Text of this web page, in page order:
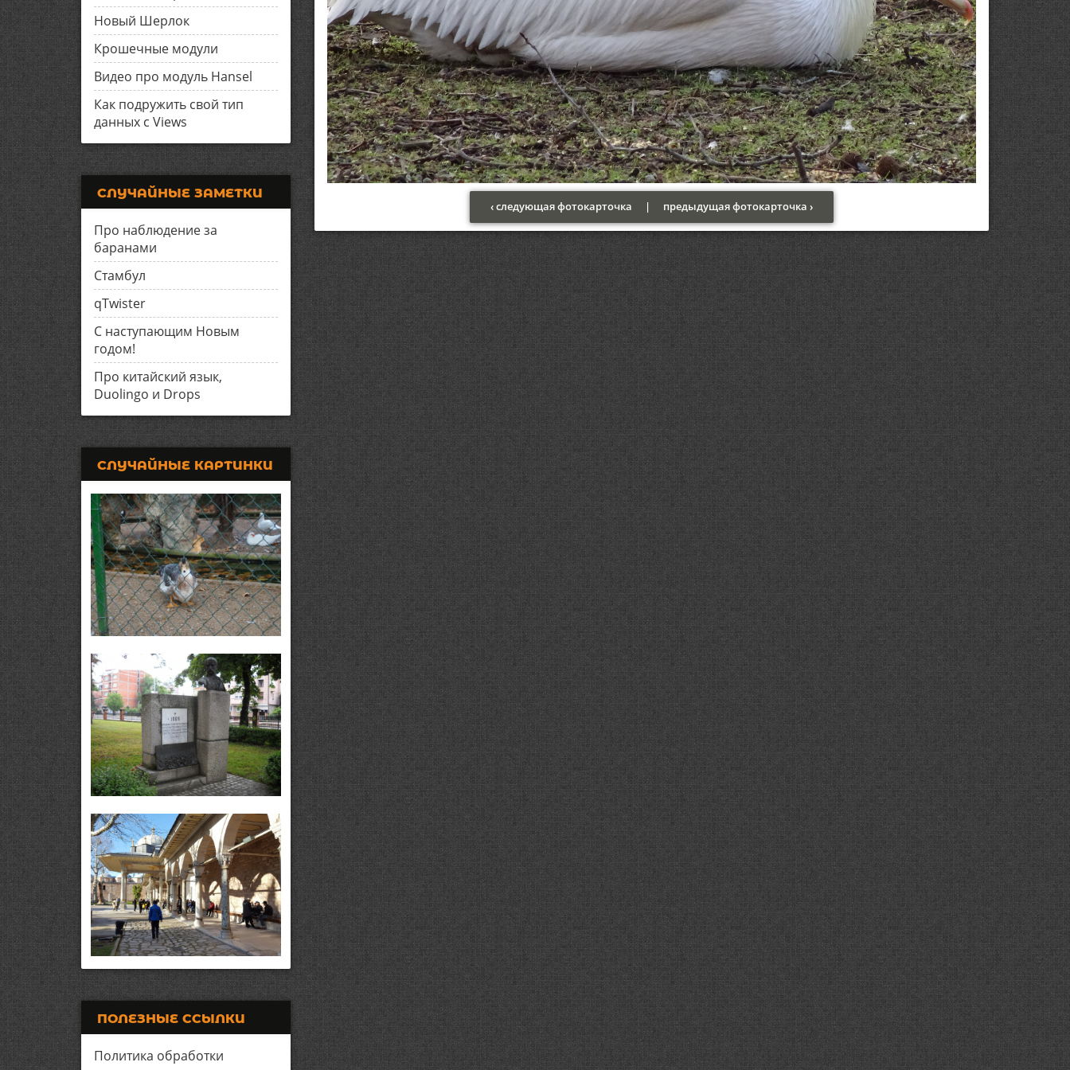
‹ следующая фотокарточка | предыдущая фотокарточка ›
Новый Шерлок
Крошечные модули
Видео про модуль Hansel
Как подружить свой тип
данных с Views
СЛУЧАЙНЫЕ ЗАМЕТКИ
Про наблюдение за
баранами
Стамбул
qTwister
С наступающим Новым
годом!
Про китайский язык,
Duolingo и Drops
СЛУЧАЙНЫЕ КАРТИНКИ
ПОЛЕЗНЫЕ ССЫЛКИ
Политика обработки